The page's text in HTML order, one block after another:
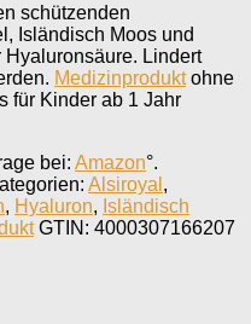
schützenden
Isländisch Moos und
Lindert
Medizinproduktohne
für Kinder ab 1 Jahr
bei: Amazon°.
Alsiroyal ,
, Hyaluron, Isländisch
GTIN: 4000307166207